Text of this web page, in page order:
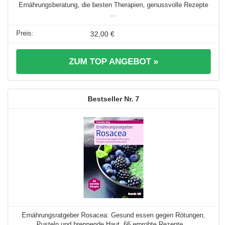
Ernährungsberatung, die besten Therapien, genussvolle Rezepte
32,00 €
ZUM TOP ANGEBOT »
7
Ernährungsratgeber Rosacea: Gesund essen gegen Rötungen,